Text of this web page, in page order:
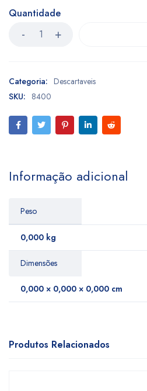
Quantidade
Categoria: Descartaveis
SKU: 8400
Informação adicional
Peso
0,000 kg
Dimensões
0,000 × 0,000 × 0,000 cm
Produtos Relacionados